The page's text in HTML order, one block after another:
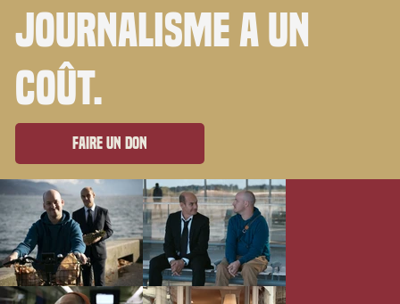
journalisme a un
coût.
Faire un don